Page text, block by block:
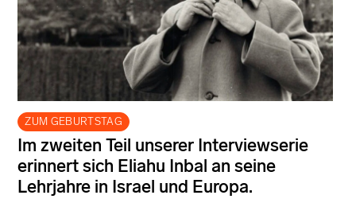
ZUM GEBURTSTAG
Im zweiten Teil unserer Interviewserie
erinnert sich Eliahu Inbal an seine
Lehrjahre in Israel und Europa.